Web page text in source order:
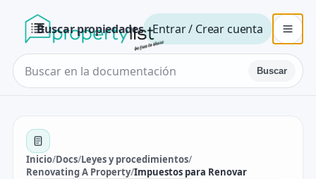
Buscar propiedades Entrar / Crear cuenta
Buscar
Inicio/Docs/Leyes y procedimientos/
Renovating A Property/Impuestos para Renovar